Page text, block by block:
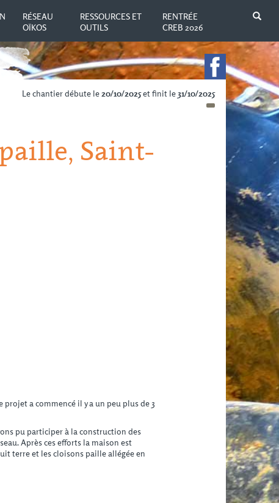
RÉSEAU
OÏKOS
RESSOURCES ET
OUTILS
RENTRÉE
CREB 2026
Le chantier débute le20/10/2025et finit le31/10/2025
Saint-
a commencé il y a un peu plus de 3
pu participer à la construction des
Après ces efforts la maison est
terre et les cloisons paille allégée en